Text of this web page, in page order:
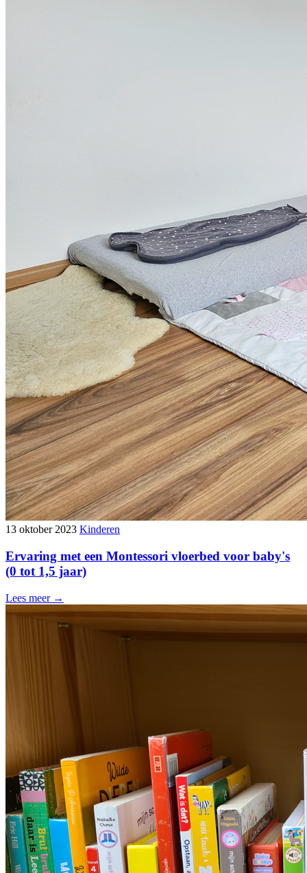
13 oktober 2023 Kinderen
Ervaring met een Montessori vloerbed voor baby's
(0 tot 1,5 jaar)
Lees meer →